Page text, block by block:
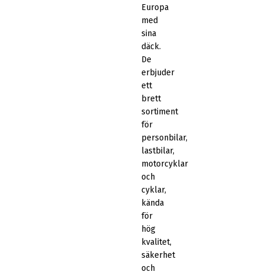
Europa
med
sina
däck.
De
erbjuder
ett
brett
sortiment
för
personbilar,
lastbilar,
motorcyklar
och
cyklar,
kända
för
hög
kvalitet,
säkerhet
och